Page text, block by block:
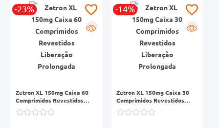
-23%
R
Zetron XL 150mg Caixa 60
Comprimidos Revestidos
Liberação Prolongada
-14%
R
Zetron XL 150mg Caixa 30
Comprimidos Revestidos
Liberação Prolongada